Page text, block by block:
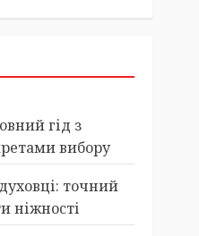
гід з
вибору
точний
ніжності